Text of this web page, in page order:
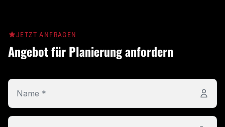
JETZT ANFRAGEN
Angebot für Planierung anfordern